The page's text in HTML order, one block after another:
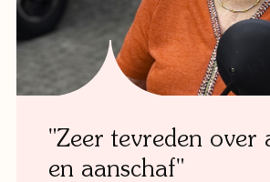
"Zeer tevreden over
en aanschaf"
"Ze hebben mijn
veranderd"
"Wat een uitkomst,
weer naar buiten!"